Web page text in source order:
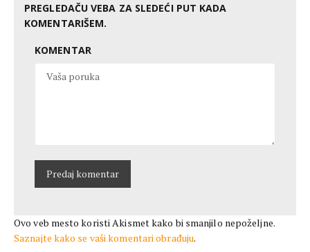
PREGLEDAČU VEBA ZA SLEDEĆI PUT KADA
KOMENTARIŠEM.
KOMENTAR
Ovo veb mesto koristi Akismet kako bi smanjilo nepoželjne.
Saznajte kako se vaši komentari obrađuju.